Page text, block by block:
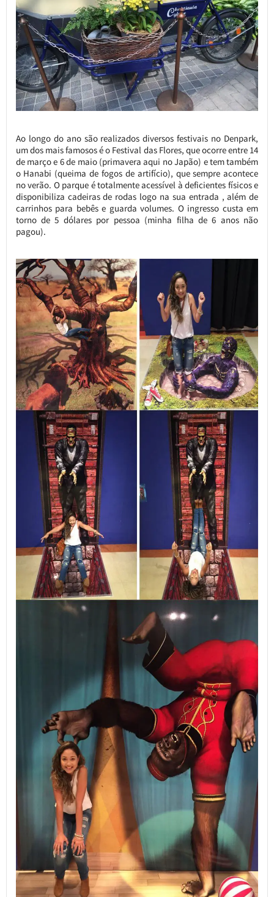
Ao longo do ano são realizados diversos festivais no Denpark,
um dos mais famosos é o Festival das Flores, que ocorre entre 14
de março e 6 de maio (primavera aqui no Japão) e tem também
o Hanabi (queima de fogos de artifício), que sempre acontece
no verão. O parque é totalmente acessível à deficientes físicos e
disponibiliza cadeiras de rodas logo na sua entrada , além de
carrinhos para bebês e guarda volumes. O ingresso custa em
torno de 5 dólares por pessoa (minha filha de 6 anos não
pagou).